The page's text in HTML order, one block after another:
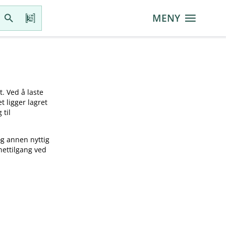
MENY
Ved å laste
ligger lagret
til
annen nyttig
ved